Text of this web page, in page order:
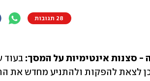
28 תגובות
- סצנות אינטימיות על המסך: